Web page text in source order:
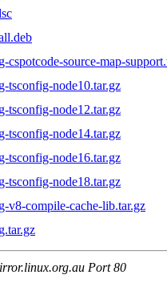
source-map-
tsconfig-node10.tar.gz
tsconfig-node12.tar.gz
tsconfig-node14.tar.gz
tsconfig-node16.tar.gz
tsconfig-node18.tar.gz
v8-compile-cache-lib.tar.gz
Port 80